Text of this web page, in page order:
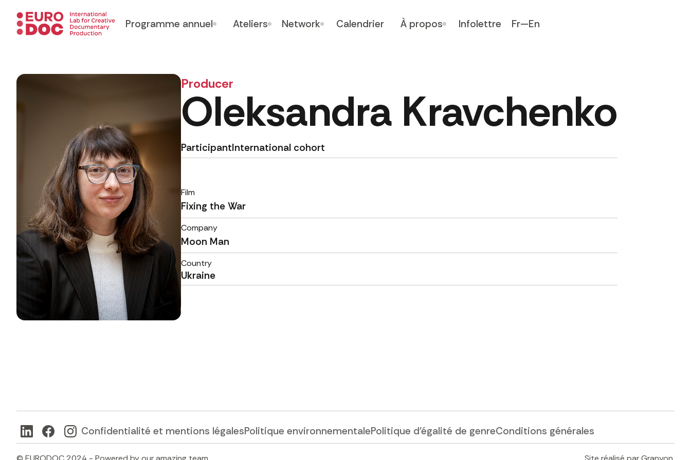
Programme annuel Ateliers Network Calendrier À propos Infolettre Fr—En
Producer
Oleksandra Kravchenko
ParticipantInternational cohort
Film
Fixing the War
Company
Moon Man
Country
Ukraine
Confidentialité et mentions légalesPolitique environnementalePolitique d'égalité de genreConditions générales